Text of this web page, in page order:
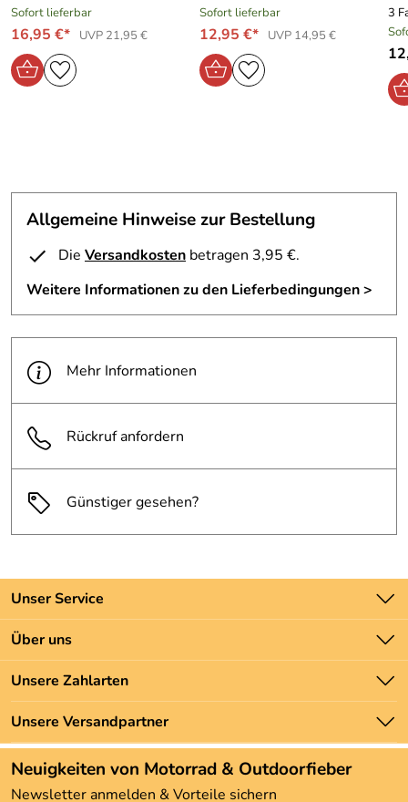
Sofort lieferbar
16,95 €* UVP 21,95 €
Sofort lieferbar
12,95 €* UVP 14,95 €
3
Allgemeine Hinweise zur Bestellung
Die Versandkosten betragen 3,95 €.
Weitere Informationen zu den Lieferbedingungen >
Mehr Informationen
Rückruf anfordern
Günstiger gesehen?
Unser Service
Kontakt
Batteriegesetz
Newsletter
Zahlung und Versand
Über uns
Unsere Bestseller
Marken
Neu
Angebote
Kundenbewertungen (3.492)
Unsere Zahlarten
Unsere Versandpartner
Neuigkeiten von Motorrad & Outdoorfieber
Newsletter anmelden & Vorteile sichern